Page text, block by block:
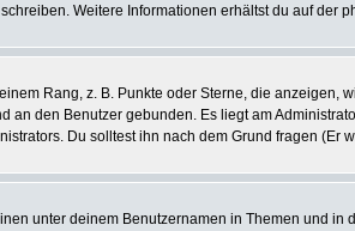
Weitere Informationen erhältst du auf der
Rang, z. B. Punkte oder Sterne, die
den Benutzer gebunden. Es liegt am
Du solltest ihn nach dem Grund fragen (Er
unter deinem Benutzernamen in Themen und